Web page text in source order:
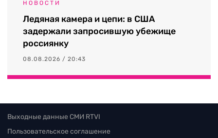
НОВОСТИ
Ледяная камера и цепи: в США
задержали запросившую убежище
россиянку
08.08.2026 / 20:43
Выходные данные СМИ RTVI
Пользовательское соглашение